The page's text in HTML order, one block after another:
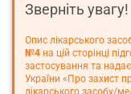
Зверніть увагу!
Опис лікарського
№4 на цій сторінці
застосування та
України «Про захист
лікарського засобу/